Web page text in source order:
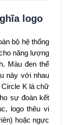
logo
bộ hệ thống
năng lượng
Màu đen thể
này với nhau
Circle K là chữ
sự đoàn kết
logo thêu vi
hoặc ngực